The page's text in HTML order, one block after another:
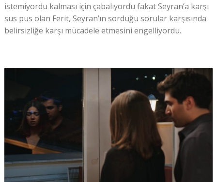
istemiyordu kalması için çabalıyordu fakat Seyran’a karşı
sus pus olan Ferit, Seyran’ın sorduğu sorular karşısında
belirsizliğe karşı mücadele etmesini engelliyordu.